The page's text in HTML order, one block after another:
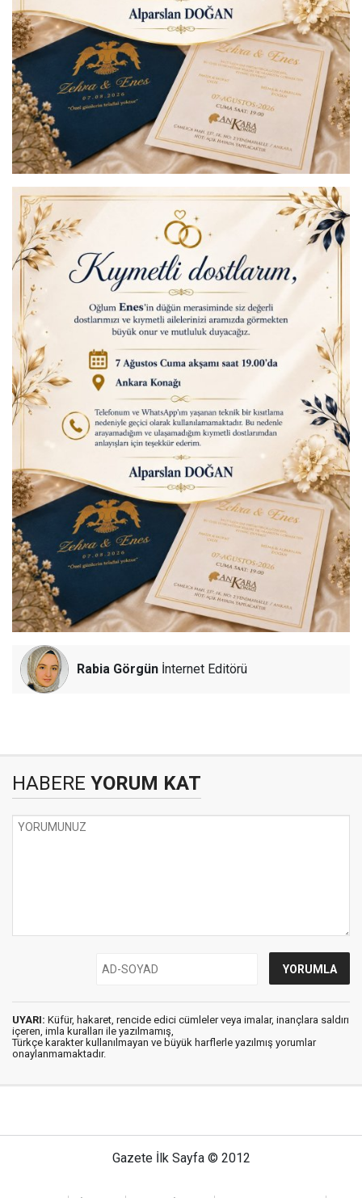
Rabia Görgün İnternet Editörü
HABERE YORUM KAT
UYARI: Küfür, hakaret, rencide edici cümleler veya imalar, inançlara saldırı
içeren, imla kuralları ile yazılmamış,
Türkçe karakter kullanılmayan ve büyük harflerle yazılmış yorumlar
onaylanmamaktadır.
Gazete İlk Sayfa © 2012